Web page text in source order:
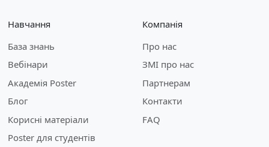
Навчання
База знань
Вебінари
Академія Poster
Блог
Корисні матеріали
Poster для студентів
Компанія
Про нас
ЗМІ про нас
Партнерам
Контакти
FAQ